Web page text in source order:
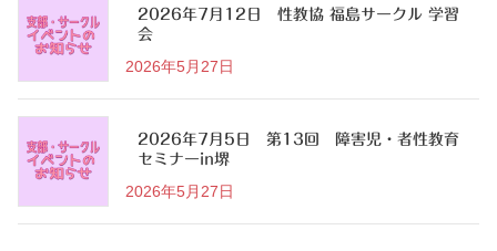
2026年7月12日 性教協 福島サークル 学習
会
2026年5月27日
2026年7月5日 第13回 障害児・者性教育
セミナーin堺
2026年5月27日